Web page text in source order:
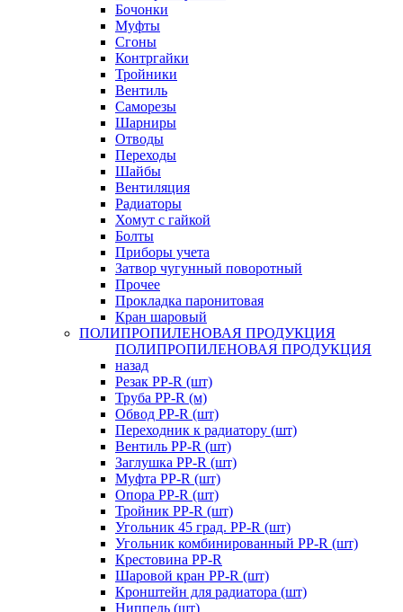
Бочонки
Муфты
Сгоны
Контргайки
Тройники
Вентиль
Саморезы
Шарниры
Отводы
Переходы
Шайбы
Вентиляция
Радиаторы
Хомут с гайкой
Болты
Приборы учета
Затвор чугунный поворотный
Прочее
Прокладка паронитовая
Кран шаровый
ПОЛИПРОПИЛЕНОВАЯ ПРОДУКЦИЯ
ПОЛИПРОПИЛЕНОВАЯ ПРОДУКЦИЯ
назад
Резак PP-R (шт)
Труба PP-R (м)
Обвод PP-R (шт)
Переходник к радиатору (шт)
Вентиль PP-R (шт)
Заглушка PP-R (шт)
Муфта PP-R (шт)
Опора PP-R (шт)
Тройник PP-R (шт)
Угольник 45 град. PP-R (шт)
Угольник комбинированный PP-R (шт)
Крестовина PP-R
Шаровой кран PP-R (шт)
Кронштейн для радиатора (шт)
Ниппель (шт)